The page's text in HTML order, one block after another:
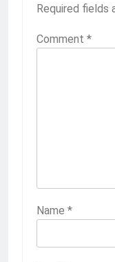
Required fields
Comment *
Name *